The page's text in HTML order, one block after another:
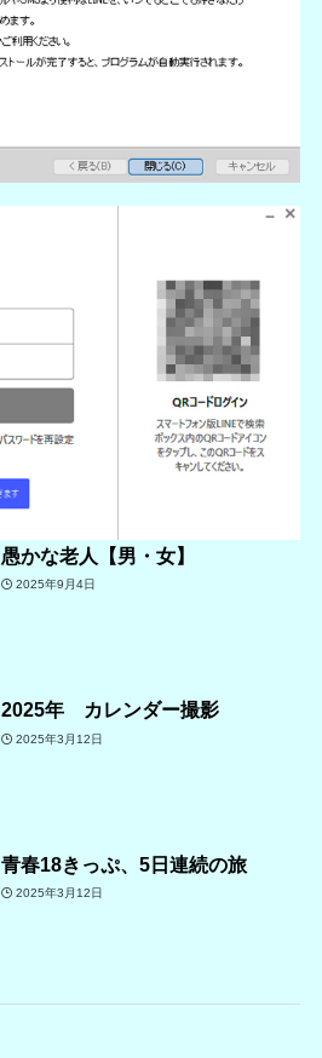
愚かな老人【男・女】
2025年9月4日
2025年 カレンダー撮影
2025年3月12日
青春18きっぷ、5日連続の旅
2025年3月12日